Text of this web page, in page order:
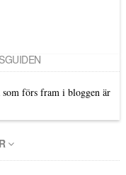
förs fram i bloggen är